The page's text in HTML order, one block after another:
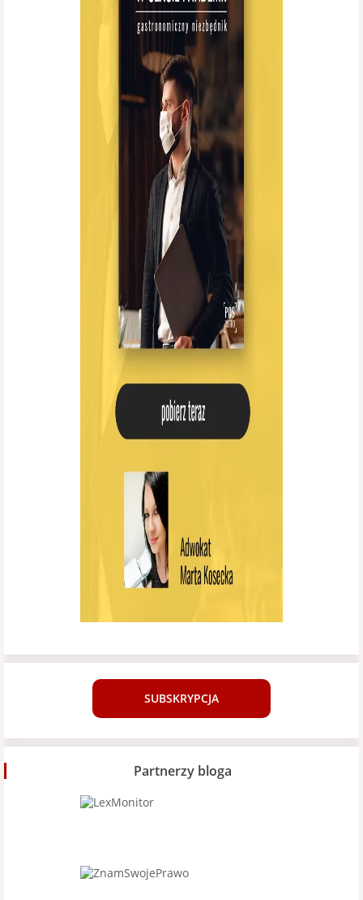
SUBSKRYPCJA
Partnerzy bloga